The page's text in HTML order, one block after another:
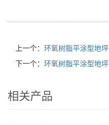
上一个： 环氧树脂平涂型地坪
下一个： 环氧树脂平涂型地坪
相关产品